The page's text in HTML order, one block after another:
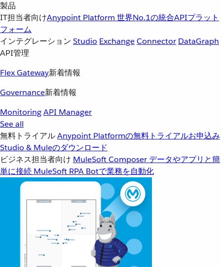
製品
IT担当者向けAnypoint Platform 世界No.1の統合APIプラット
フォーム
インテグレーション Studio ExchangeConnector DataGraph
API管理
Flex Gateway新着情報
Governance新着情報
MonitoringAPI Manager
See all
無料トライアルAnypoint Platformの無料トライアルお申込み
Studio & Muleのダウンロード
ビジネス担当者向け MuleSoft Composer データやアプリと簡
単に接続 MuleSoft RPA Botで業務を自動化